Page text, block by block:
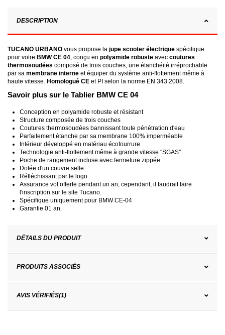
DESCRIPTION
TUCANO URBANO vous propose la jupe scooter électrique spécifique
pour votre BMW CE 04, conçu en polyamide robuste avec coutures
thermosoudées composé de trois couches, une étanchéité irréprochable
par sa membrane interne et équiper du système anti-flottement même à
haute vitesse. Homologué CE et PI selon la norme EN 343:2008.
Savoir plus sur le Tablier BMW CE 04
Conception en polyamide robuste et résistant
Structure composée de trois couches
Coutures thermosoudées bannissant toute pénétration d'eau
Parfaitement étanche par sa membrane 100% imperméable
Intérieur développé en matériau écofourrure
Technologie anti-flottement même à grande vitesse "SGAS"
Poche de rangement incluse avec fermeture zippée
Dotée d'un couvre selle
Réfléchissant par le logo
Assurance vol offerte pendant un an, cependant, il faudrait faire
l'inscription sur le site Tucano.
Spécifique uniquement pour BMW CE-04
Garantie 01 an.
DÉTAILS DU PRODUIT
PRODUITS ASSOCIÉS
AVIS VÉRIFIÉS(1)